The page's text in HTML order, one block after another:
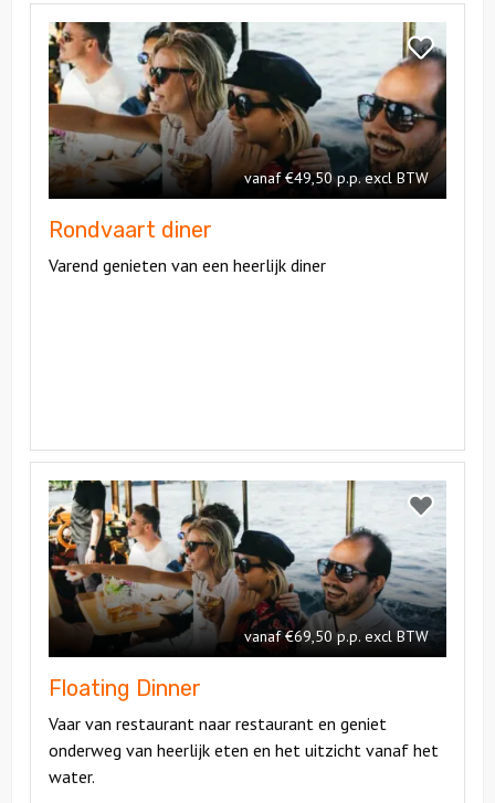
Bekijk
Rondvaart
diner
vanaf €49,50 p.p. excl BTW
Rondvaart diner
Varend genieten van een heerlijk diner
Rondvaart
diner
Bekijk
Floating
Dinner
vanaf €69,50 p.p. excl BTW
Floating Dinner
Vaar van restaurant naar restaurant en geniet
onderweg van heerlijk eten en het uitzicht vanaf het
water.
Floating
Dinner